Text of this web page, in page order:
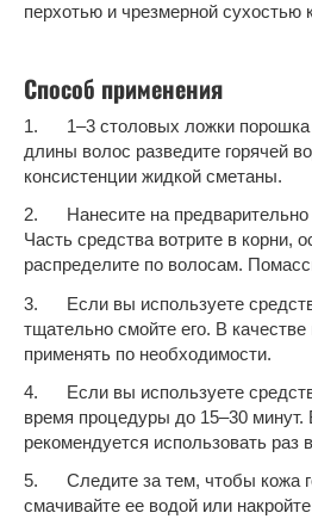
перхотью и чрезмерной сухостью
Способ применения
1. 1–3 столовых ложки порошка
длины волос разведите горячей
консистенции жидкой сметаны.
2. Нанесите на предварительно
Часть средства вотрите в корни,
распределите по волосам.
3. Если вы используете
тщательно смойте его. В
применять по необходимости.
4. Если вы используете
время процедуры до 15–30 минут.
рекомендуется использовать раз
5. Следите за тем, чтобы кожа
смачивайте ее водой или